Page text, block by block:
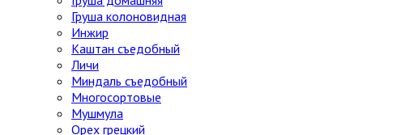
Груша колоновидная
Инжир
Каштан съедобный
Личи
Миндаль съедобный
Многосортовые
Мушмула
Орех грецкий